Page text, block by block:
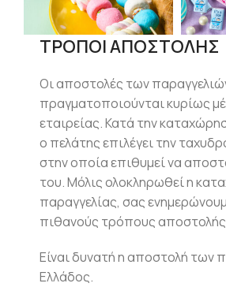
ΤΡΟΠΟΙ ΑΠΟΣΤΟΛΗΣ
Οι αποστολές των
πραγματοποιούνται κυρίως
εταιρείας. Κατά την
ο πελάτης επιλέγει την
στην οποία επιθυμεί να
του. Μόλις ολοκληρωθεί η
παραγγελίας, σας
πιθανούς τρόπους
Είναι δυνατή η αποστολή των
Ελλάδος.